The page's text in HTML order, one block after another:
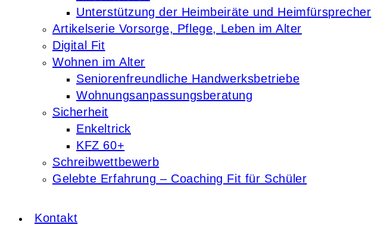
Unterstützung der Heimbeiräte und Heimfürsprecher
Artikelserie Vorsorge, Pflege, Leben im Alter
Digital Fit
Wohnen im Alter
Seniorenfreundliche Handwerksbetriebe
Wohnungsanpassungsberatung
Sicherheit
Enkeltrick
KFZ 60+
Schreibwettbewerb
Gelebte Erfahrung – Coaching Fit für Schüler
Kontakt